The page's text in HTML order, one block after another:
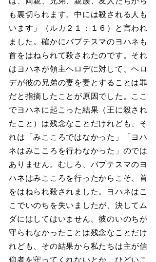
も裏切られます。中には殺される人も
います」（ルカ２１：１６）と言われ
ました。確かにバプテスマのヨハネも
首をはねられて殺されたのです。それ
はヨハネが領主ヘロデに対して、ヘロ
デが彼の兄弟の妻を妻とすることは罪
だと指摘したことが原因でした。ここ
でヨハネに起こった結果（王に殺され
たこと）は残念なことだけれども、そ
れは「みこころではなかった」「ヨハ
ネはみこころを行わなかった」のでは
ありません。むしろ、バプテスマのヨ
ハネはみこころを行ったからこそ、首
をはねられ殺されました。ヨハネはこ
こでいのちを失いましたが、決してム
ダにはしてはいません。彼のいのちが
守られなかったことは残念なことだけ
れども、その結果から私たちは主が信
仰者を守ってくれないとか、ひどいこ